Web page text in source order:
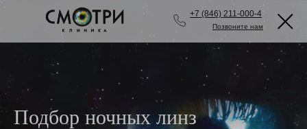
Позвоните нам
+7 (846) 211-000-4
Подбор ночных линз